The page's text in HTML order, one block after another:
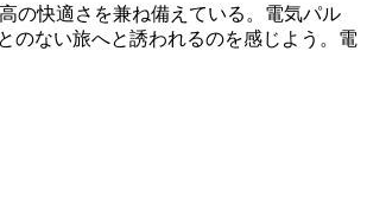
の快適さを兼ね備えている。電気パル
のない旅へと誘われるのを感じよう。電